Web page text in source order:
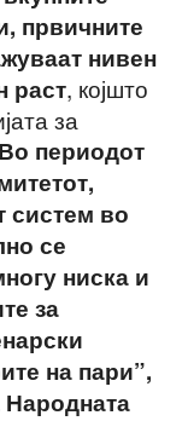
првичните
нивен
раст, којшто
за
Во периодот
систем во
се
ниска и
за
на пари”,